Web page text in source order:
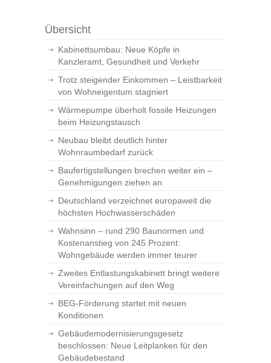
Übersicht
Kabinettsumbau: Neue Köpfe in
Kanzleramt, Gesundheit und Verkehr
Trotz steigender Einkommen – Leistbarkeit
von Wohneigentum stagniert
Wärmepumpe überholt fossile Heizungen
beim Heizungstausch
Neubau bleibt deutlich hinter
Wohnraumbedarf zurück
Baufertigstellungen brechen weiter ein –
Genehmigungen ziehen an
Deutschland verzeichnet europaweit die
höchsten Hochwasserschäden
Wahnsinn – rund 290 Baunormen und
Kostenanstieg von 245 Prozent:
Wohngebäude werden immer teurer
Zweites Entlastungskabinett bringt weitere
Vereinfachungen auf den Weg
BEG-Förderung startet mit neuen
Konditionen
Gebäudemodernisierungsgesetz
beschlossen: Neue Leitplanken für den
Gebäudebestand